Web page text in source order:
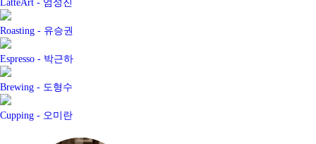
LatteArt - 엄성진
Roasting - 유승권
Espresso - 박근하
Brewing - 도형수
Cupping - 오미란